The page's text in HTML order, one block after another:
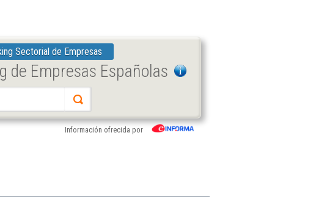
Sectorial de Empresas
de Empresas Españolas
Información ofrecida por